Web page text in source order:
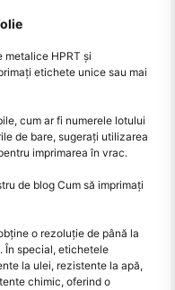
metalice HPRT și
etichete unice sau mai
cum ar fi numerele lotului
de bare, sugerați utilizarea
imprimarea în vrac.
de blog Cum să imprimați
o rezoluție de până la
În special, etichetele
la ulei, rezistente la apă,
chimic, oferind o